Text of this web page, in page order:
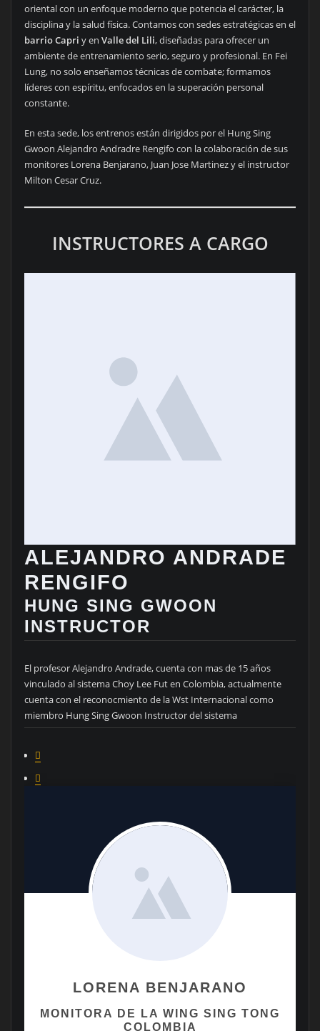
oriental con un enfoque moderno que potencia el carácter, la
disciplina y la salud física. Contamos con sedes estratégicas en el
barrio Capri y en Valle del Lili, diseñadas para ofrecer un
ambiente de entrenamiento serio, seguro y profesional. En Fei
Lung, no solo enseñamos técnicas de combate; formamos
líderes con espíritu, enfocados en la superación personal
constante.
En esta sede, los entrenos están dirigidos por el Hung Sing
Gwoon Alejandro Andradre Rengifo con la colaboración de sus
monitores Lorena Benjarano, Juan Jose Martinez y el instructor
Milton Cesar Cruz.
INSTRUCTORES A CARGO
ALEJANDRO ANDRADE
RENGIFO
HUNG SING GWOON
INSTRUCTOR
El profesor Alejandro Andrade, cuenta con mas de 15 años
vinculado al sistema Choy Lee Fut en Colombia, actualmente
cuenta con el reconocmiento de la Wst Internacional como
miembro Hung Sing Gwoon Instructor del sistema
LORENA BENJARANO
MONITORA DE LA WING SING TONG
COLOMBIA